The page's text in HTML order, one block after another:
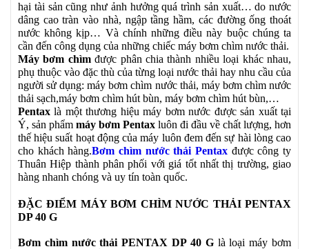
hại tài sản cũng như ảnh hưởng quá trình sản xuất… do nước
dâng cao tràn vào nhà, ngập tầng hầm, các đường ống thoát
nước không kịp… Và chính những điều này buộc chúng ta
cần đến công dụng của những chiếc máy bơm chìm nước thải.
Máy bơm chìmđược phân chia thành nhiều loại khác nhau,
phụ thuộc vào đặc thù của từng loại nước thải hay nhu cầu của
người sử dụng: máy bơm chìm nước thải, máy bơm chìm nước
thải sạch,máy bơm chìm hút bùn, máy bơm chìm hút bùn,…
Pentax là một thương hiệu máy bơm nước được sản xuất tại
Ý, sản phẩm máy bơm Pentax luôn đi đầu về chất lượng, hơn
thế hiệu suất hoạt động của máy luôn đem đến sự hài lòng cao
cho khách hàng.Bơm chìm nước thải Pentax được công ty
Thuân Hiệp thành phân phối với giá tốt nhất thị trường, giao
hàng nhanh chóng và uy tín toàn quốc.
ĐẶC ĐIỂM MÁY BƠM CHÌM NƯỚC THẢI PENTAX
DP 40 G
Bơm chìm nước thải PENTAX DP 40 Glà loại máy bơm